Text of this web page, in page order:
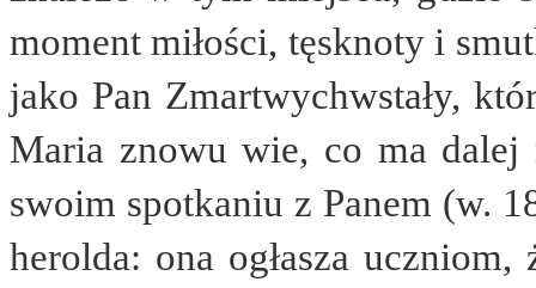
moment miłości, tęsknoty i
jako Pan Zmartwychwstały,
Maria znowu wie, co ma
swoim spotkaniu z Panem (w.
herolda: ona ogłasza